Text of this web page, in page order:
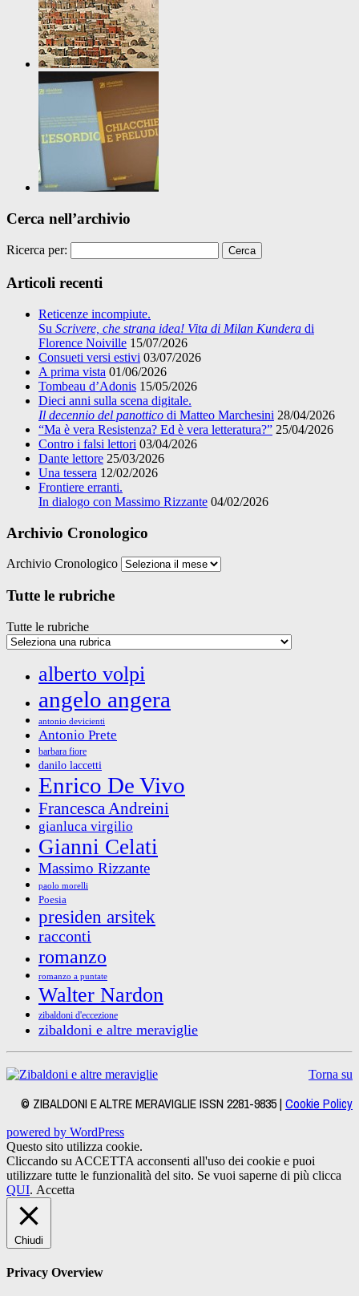
Cerca nell’archivio
Ricerca per:
Articoli recenti
Reticenze incompiute.
Su Scrivere, che strana idea! Vita di Milan Kundera di
Florence Noiville 15/07/2026
Consueti versi estivi 03/07/2026
A prima vista 01/06/2026
Tombeau d’Adonis 15/05/2026
Dieci anni sulla scena digitale.
Il decennio del panottico di Matteo Marchesini 28/04/2026
“Ma è vera Resistenza? Ed è vera letteratura?” 25/04/2026
Contro i falsi lettori 03/04/2026
Dante lettore 25/03/2026
Una tessera 12/02/2026
Frontiere erranti.
In dialogo con Massimo Rizzante 04/02/2026
Archivio Cronologico
Archivio Cronologico
Tutte le rubriche
Tutte le rubriche
alberto volpi
angelo angera
antonio devicienti
Antonio Prete
barbara fiore
danilo laccetti
Enrico De Vivo
Francesca Andreini
gianluca virgilio
Gianni Celati
Massimo Rizzante
paolo morelli
Poesia
presiden arsitek
racconti
romanzo
romanzo a puntate
Walter Nardon
zibaldoni d'eccezione
zibaldoni e altre meraviglie
Torna su
© ZIBALDONI E ALTRE MERAVIGLIE ISSN 2281-9835 | Cookie Policy
powered by WordPress
Questo sito utilizza cookie.
Cliccando su ACCETTA acconsenti all'uso dei cookie e puoi
utilizzare tutte le funzionalità del sito. Se vuoi saperne di più clicca
QUI. Accetta
Chiudi
Privacy Overview